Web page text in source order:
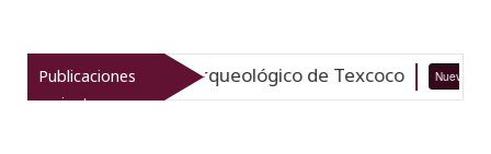
Publicaciones
recientes
el patrimonio arqueológico de Texcoco Nuevo